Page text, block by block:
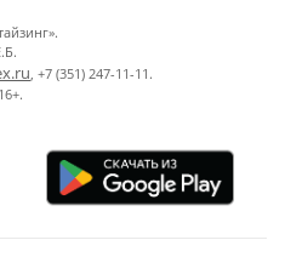
, +7 (351) 247-11-11.